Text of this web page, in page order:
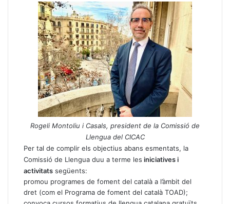
Rogeli Montoliu i Casals, president de la Comissió de
Llengua del CICAC
Per tal de complir els objectius abans esmentats, la
Comissió de Llengua duu a terme les iniciatives i
activitats següents:
promou programes de foment del català a l’àmbit del
dret (com el Programa de foment del català TOAD);